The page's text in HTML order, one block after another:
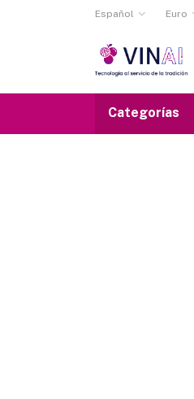
Español Euro
Categorías